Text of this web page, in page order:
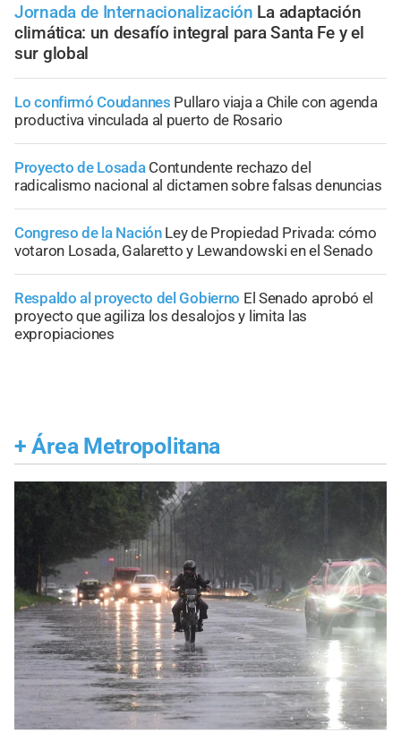
Jornada de Internacionalización La adaptación
climática: un desafío integral para Santa Fe y el
sur global
Lo confirmó Coudannes Pullaro viaja a Chile con agenda
productiva vinculada al puerto de Rosario
Proyecto de Losada Contundente rechazo del
radicalismo nacional al dictamen sobre falsas denuncias
Congreso de la Nación Ley de Propiedad Privada: cómo
votaron Losada, Galaretto y Lewandowski en el Senado
Respaldo al proyecto del Gobierno El Senado aprobó el
proyecto que agiliza los desalojos y limita las
expropiaciones
+ Área Metropolitana